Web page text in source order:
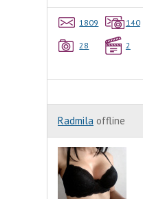
1809 140
28 2
Radmila offline